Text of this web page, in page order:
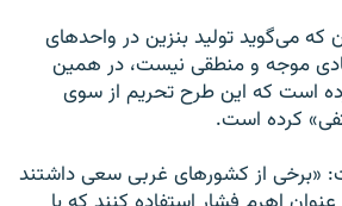
که می‌گوید تولید بنزین در واحدهای
موجه و منطقی نیست، در همین
است که این طرح تحریم از سوی
کرده است.
«برخی از کشورهای غربی سعی داشتند